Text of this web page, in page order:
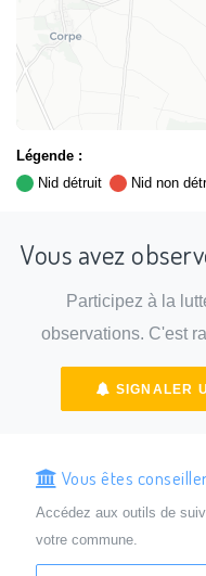
Légende :
Nid détruit
Nid non
Vous avez
Participez à la
observations. C'est
SIGNALER
Vous êtes
Accédez aux outils de
votre commune.